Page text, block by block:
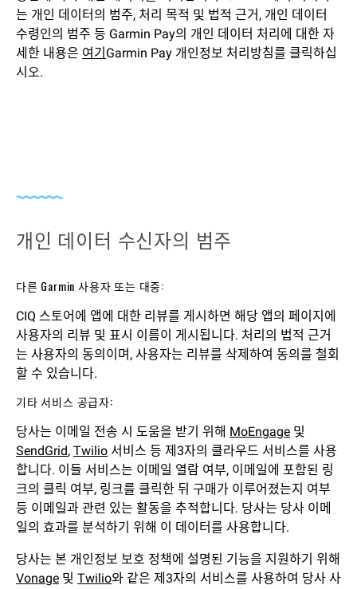
는 개인 데이터의 범주, 처리 목적 및 법적 근거, 개인 데이터
수령인의 범주 등 Garmin Pay의 개인 데이터 처리에 대한 자
세한 내용은 여기 Garmin Pay 개인정보 처리방침를 클릭하십
시오.
개인 데이터 수신자의 범주
다른 Garmin 사용자 또는 대중:
CIQ 스토어에 앱에 대한 리뷰를 게시하면 해당 앱의 페이지에
사용자의 리뷰 및 표시 이름이 게시됩니다. 처리의 법적 근거
는 사용자의 동의이며, 사용자는 리뷰를 삭제하여 동의를 철회
할 수 있습니다.
기타 서비스 공급자:
당사는 이메일 전송 시 도움을 받기 위해 MoEngage 및
SendGrid, Twilio 서비스 등 제3자의 클라우드 서비스를 사용
합니다. 이들 서비스는 이메일 열람 여부, 이메일에 포함된 링
크의 클릭 여부, 링크를 클릭한 뒤 구매가 이루어졌는지 여부
등 이메일과 관련 있는 활동을 추적합니다. 당사는 당사 이메
일의 효과를 분석하기 위해 이 데이터를 사용합니다.
당사는 본 개인정보 보호 정책에 설명된 기능을 지원하기 위해
Vonage 및 Twilio와 같은 제3자의 서비스를 사용하여 당사 사